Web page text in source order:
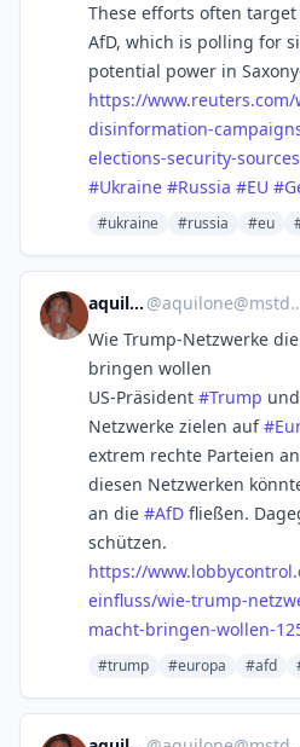
These efforts often
AfD, which is polling for
potential power in
https://www.
disinformation-
elections-security-
#Ukraine #Russia #EU #
#ukraine #russia #eu
aquilone @aquilone@mstdn.social
Wie Trump-Netzwerke
bringen wollen
US-Präsident #Trump
Netzwerke zielen auf#
extrem rechte Parteien
diesen Netzwerken
an die #AfD fließen.
schützen.
https://www.
einfluss/wie-trump-
macht-bringen-wollen-
#trump #europa #afd